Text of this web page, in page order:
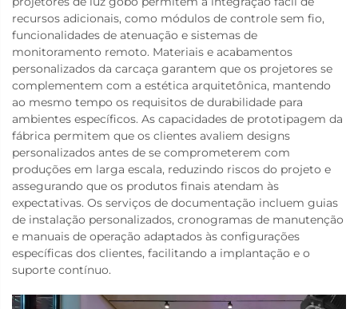
recursos adicionais, como módulos de controle sem fio,
funcionalidades de atenuação e sistemas de
monitoramento remoto. Materiais e acabamentos
personalizados da carcaça garantem que os projetores se
complementem com a estética arquitetônica, mantendo
ao mesmo tempo os requisitos de durabilidade para
ambientes específicos. As capacidades de prototipagem da
fábrica permitem que os clientes avaliem designs
personalizados antes de se comprometerem com
produções em larga escala, reduzindo riscos do projeto e
assegurando que os produtos finais atendam às
expectativas. Os serviços de documentação incluem guias
de instalação personalizados, cronogramas de manutenção
e manuais de operação adaptados às configurações
específicas dos clientes, facilitando a implantação e o
suporte contínuo.